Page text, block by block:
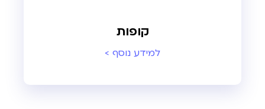
קופות
למידע נוסף >